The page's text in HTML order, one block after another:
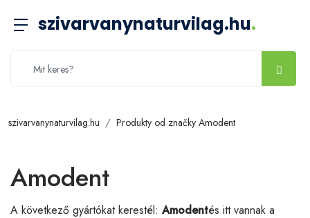
szivarvanynaturvilag.hu.
szivarvanynaturvilag.hu Produkty od značky Amodent
Amodent
A következő gyártókat kerestél: Amodentés itt vannak a